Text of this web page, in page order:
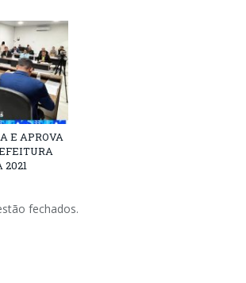
E APROVA
2021
fechados.